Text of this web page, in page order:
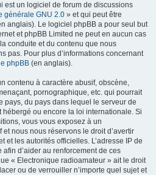
est un logiciel de forum de discussions
générale GNU 2.0 » et qui peut être
anglais). Le logiciel phpBB a pour seul but
et phpBB Limited ne peut en aucun cas
conduite et du contenu que nous
pas. Pour plus d’informations concernant
phpBB (en anglais).
contenu à caractère abusif, obscène,
pornographique, etc. qui pourrait
pays, du pays dans lequel le serveur de
ou encore la loi internationale. Si
vous vous exposez à un
nous nous réservons le droit d’avertir
et les autorités officielles. L’adresse IP de
d’aider au renforcement de ces
« Electronique radioamateur » ait le droit
ou de verrouiller n’importe quel sujet et